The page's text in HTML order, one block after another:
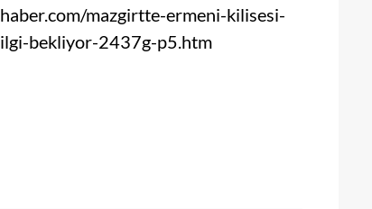
haber.com/mazgirtte-ermeni-kilisesi-
ilgi-bekliyor-2437g-p5.htm